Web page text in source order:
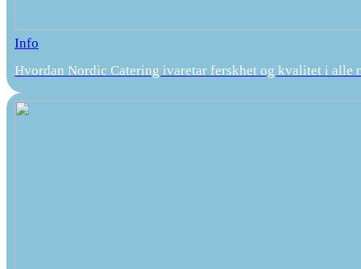
Info
Hvordan Nordic Catering ivaretar ferskhet og kvalitet i alle